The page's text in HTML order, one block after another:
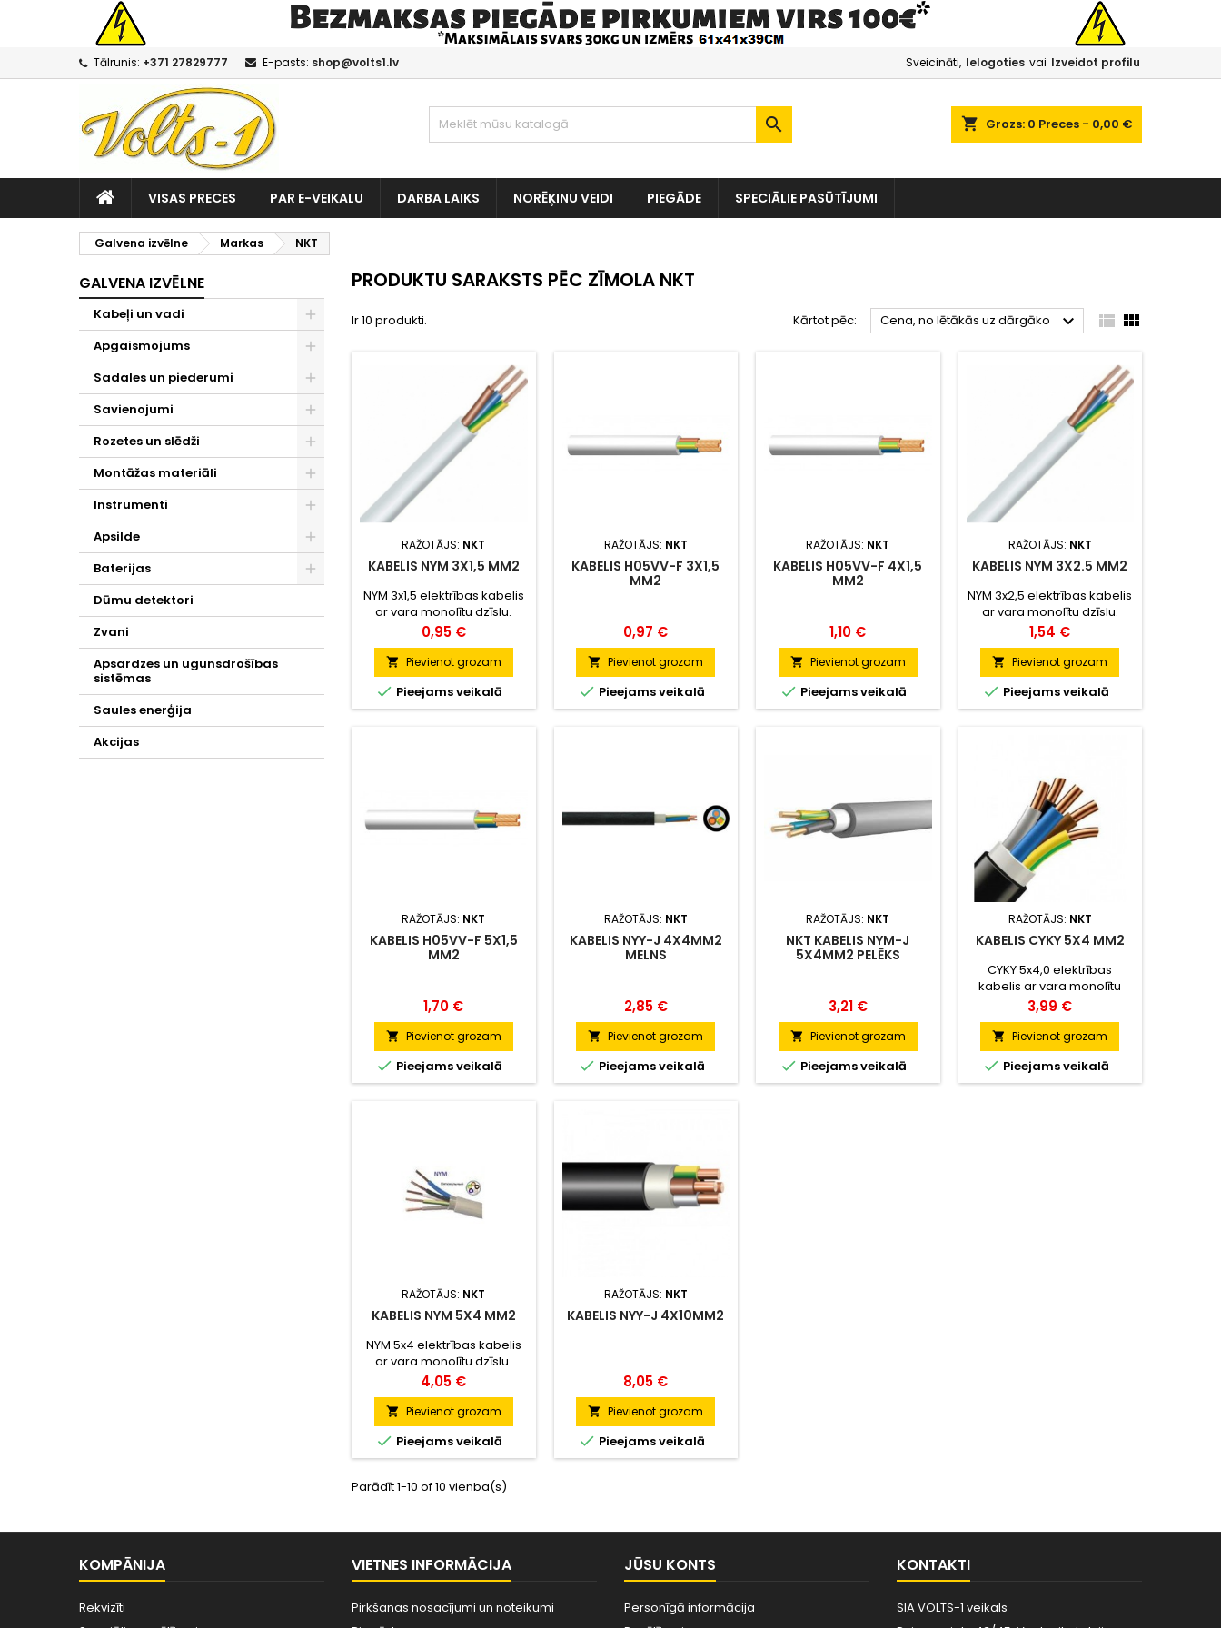
Tālrunis: +371 27829777 E-pasts: shop@volts1.lv Sveicināti, Ielogoties vai Izveidot profilu
shopping_cart Grozs: 0 Preces - 0,00 €

VISAS PRECES PAR E-VEIKALU DARBA LAIKS NORĒĶINU VEIDI PIEGĀDE SPECIĀLIE PASŪTĪJUMI
Galvena izvēlne Markas NKT
GALVENA IZVĒLNE
Kabeļi un vadi
Apgaismojums
Sadales un piederumi
Savienojumi
Rozetes un slēdži
Montāžas materiāli
Instrumenti
Apsilde
Baterijas
Dūmu detektori
Zvani
Apsardzes un ugunsdrošības
sistēmas
Saules enerģija
Akcijas
PRODUKTU SARAKSTS PĒC ZĪMOLA NKT
Ir 10 produkti. Kārtot pēc: Cena, no lētākās uz dārgāko   
RAŽOTĀJS: NKT
KABELIS NYM 3X1,5 MM2
NYM 3x1,5 elektrības kabelis
ar vara monolītu dzīslu.
Paredzēts lietošanai
iekštelpās.
Cena
0,95 €
 Pievienot grozam
 Pieejams veikalā
RAŽOTĀJS: NKT
KABELIS H05VV-F 3X1,5
MM2
Cena
0,97 €
 Pievienot grozam
 Pieejams veikalā
RAŽOTĀJS: NKT
KABELIS H05VV-F 4X1,5
MM2
Cena
1,10 €
 Pievienot grozam
 Pieejams veikalā
RAŽOTĀJS: NKT
KABELIS NYM 3X2.5 MM2
NYM 3x2,5 elektrības kabelis
ar vara monolītu dzīslu.
Paredzēts lietošanai
iekštelpās.
Cena
1,54 €
 Pievienot grozam
 Pieejams veikalā
RAŽOTĀJS: NKT
KABELIS H05VV-F 5X1,5
MM2
Cena
1,70 €
 Pievienot grozam
 Pieejams veikalā
RAŽOTĀJS: NKT
KABELIS NYY-J 4X4MM2
MELNS
Cena
2,85 €
 Pievienot grozam
 Pieejams veikalā
RAŽOTĀJS: NKT
NKT KABELIS NYM-J
5X4MM2 PELĒKS
Cena
3,21 €
 Pievienot grozam
 Pieejams veikalā
RAŽOTĀJS: NKT
KABELIS CYKY 5X4 MM2
CYKY 5x4,0 elektrības
kabelis ar vara monolītu
dzīslu. Paredzēts lietošanai
ārdarbos.
Cena
3,99 €
 Pievienot grozam
 Pieejams veikalā
RAŽOTĀJS: NKT
KABELIS NYM 5X4 MM2
NYM 5x4 elektrības kabelis
ar vara monolītu dzīslu.
Paredzēts lietošanai
iekštelpās.
Cena
4,05 €
 Pievienot grozam
 Pieejams veikalā
RAŽOTĀJS: NKT
KABELIS NYY-J 4X10MM2
Cena
8,05 €
 Pievienot grozam
 Pieejams veikalā
Parādīt 1-10 of 10 vienba(s)
KOMPĀNIJA
Rekvizīti
VIETNES INFORMĀCIJA
Pirkšanas nosacījumi un noteikumi
JŪSU KONTS
Personīgā informācija
KONTAKTI
SIA VOLTS-1 veikals